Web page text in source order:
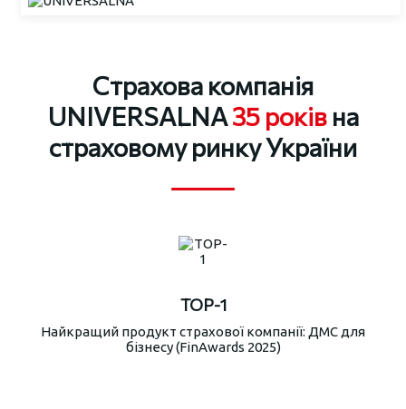
Страхова компанія
UNIVERSALNA35 роківна
страховому ринку України
TOP-1
Найкращий продукт страхової компанії: ДМС для
бізнесу (FinAwards 2025)